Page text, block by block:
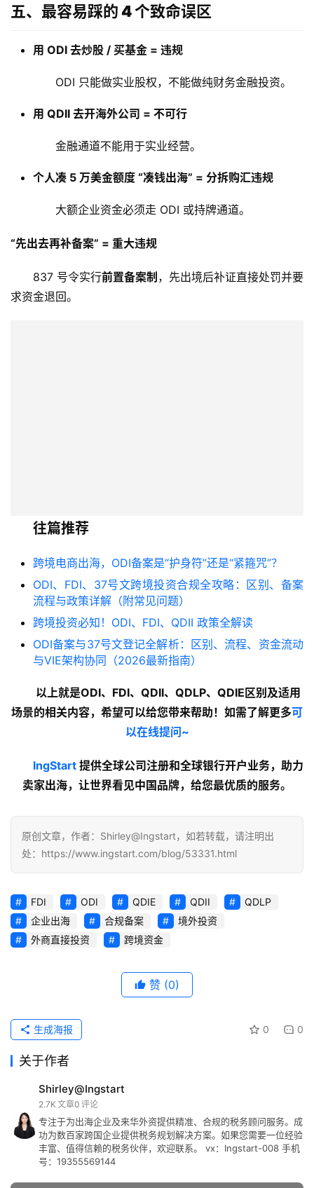
五、最容易踩的 4 个致命误区
用 ODI 去炒股 / 买基金 = 违规
ODI 只能做实业股权，不能做纯财务金融投资。
用 QDII 去开海外公司 = 不可行
金融通道不能用于实业经营。
个人凑 5 万美金额度 “凑钱出海” = 分拆购汇违规
大额企业资金必须走 ODI 或持牌通道。
“先出去再补备案” = 重大违规
837 号令实行前置备案制 ，先出境后补证直接处罚并要
求资金退回。
往篇推荐
跨境电商出海，ODI备案是“护身符”还是“紧箍咒”？
ODI、FDI、37号文跨境投资合规全攻略：区别、备案
流程与政策详解（附常见问题）
跨境投资必知！ODI、FDI、QDII 政策全解读
ODI备案与37号文登记全解析：区别、流程、资金流动
与VIE架构协同（2026最新指南）
以上就是ODI、FDI、QDII、QDLP、QDIE区别及适用
场景的相关内容，希望可以给您带来帮助！如需了解更多可
以在线提问~
lngStart 提供全球公司注册和全球银行开户业务，助力
卖家出海，让世界看见中国品牌，给您最优质的服务。
原创文章，作者：Shirley@Ingstart，如若转载，请注明出
处：https://www.ingstart.com/blog/53331.html
FDI ODI QDIE QDII
QDLP
企业出海
合规备案
境外投资
外商直接投资
跨境资金
赞 (0)
0 0
生成海报
关于作者
Shirley@Ingstart
2.7K 文章0 评论
专注于为出海企业及来华外资提供精准、合规的税务顾问服务。成
功为数百家跨国企业提供税务规划解决方案。如果您需要一位经验
丰富、值得信赖的税务伙伴，欢迎联系。 vx：Ingstart-008 手机
号：19355569144